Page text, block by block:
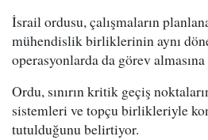
İsrail ordusu, çalışmaların
mühendislik birliklerinin aynı
operasyonlarda da görev almasına
Ordu, sınırın kritik geçiş
sistemleri ve topçu birlikleriyle
tutulduğunu belirtiyor.